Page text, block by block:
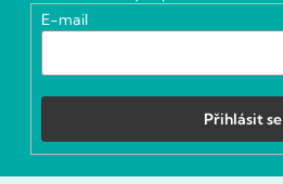
E-mail
Přihlásit se